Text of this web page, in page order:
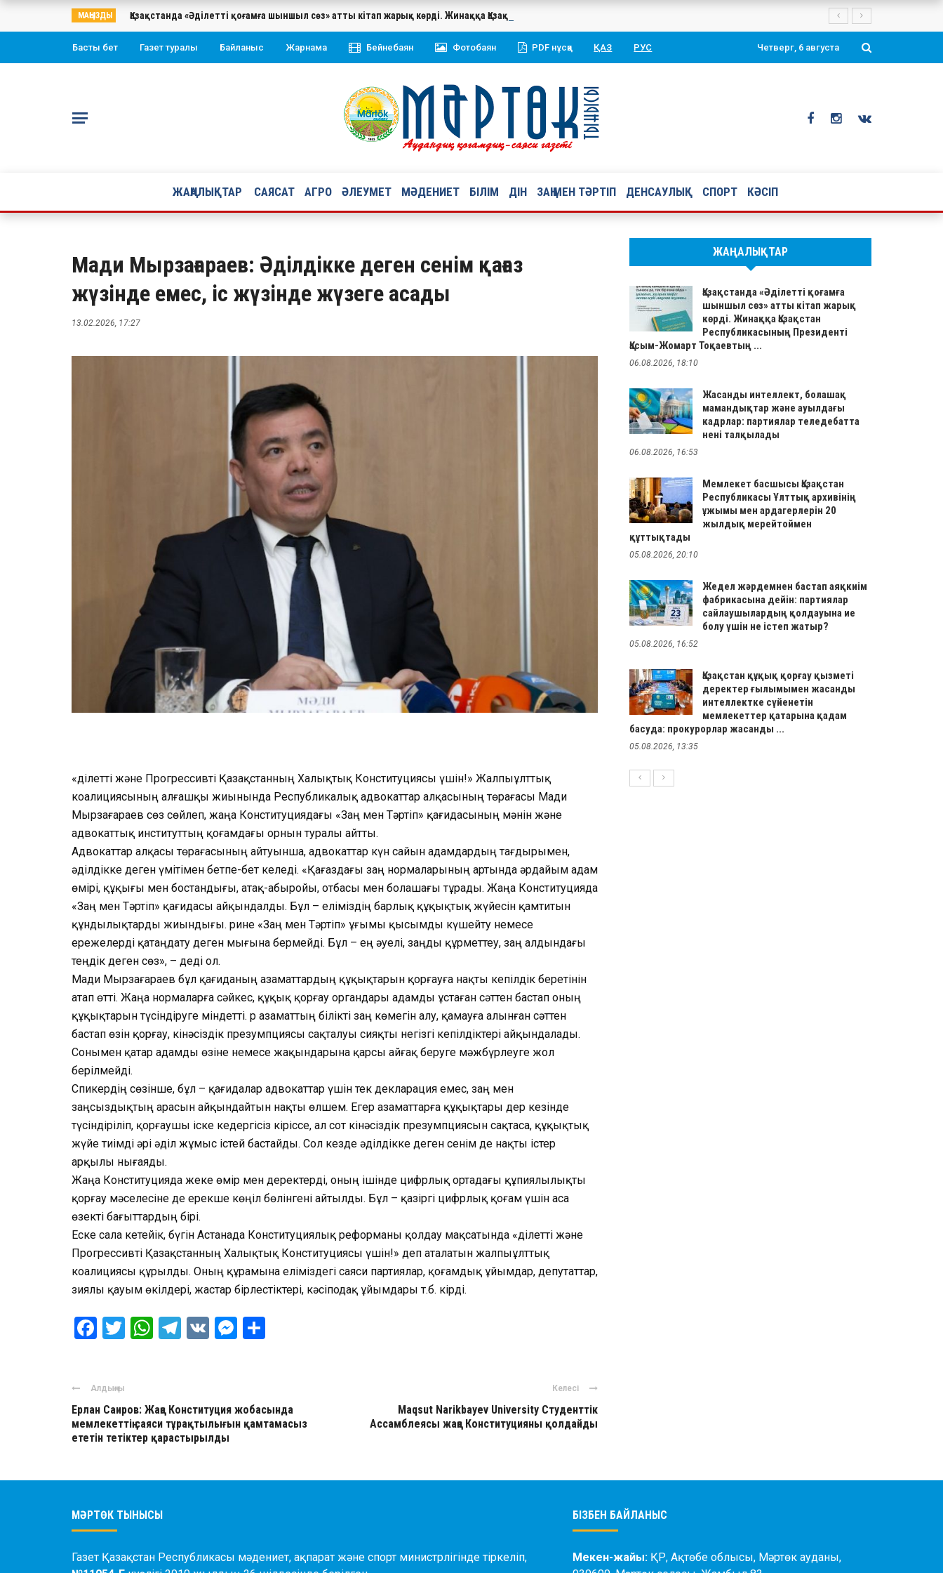
МАҢЫЗДЫ Қазақстанда «Әділетті қоғамға шыншыл сөз» атты кітап жарық көрді. Жинаққа Қазақстан Республикасының Президенті Қасым-Жомарт Тоқаевтың таңдаулы ой-тұжырымдары мен
Басты бет Газет туралы Байланыс Жарнама Бейнебаян Фотобаян PDF нұсқа ҚАЗ РУС Четверг, 6 августа
ЖАҢАЛЫҚТАР САЯСАТ АГРО ӘЛЕУМЕТ МӘДЕНИЕТ БІЛІМ ДІН ЗАҢ МЕН ТӘРТІП ДЕНСАУЛЫҚ СПОРТ КӘСІП
Мади Мырзағараев: Әділдікке деген сенім қағаз
жүзінде емес, іс жүзінде жүзеге асады
13.02.2026, 17:27
«Әділетті және Прогрессивті Қазақстанның Халықтық Конституциясы үшін!» Жалпыұлттық
коалициясының алғашқы жиынында Республикалық адвокаттар алқасының төрағасы Мади
Мырзағараев сөз сөйлеп, жаңа Конституциядағы «Заң мен Тәртіп» қағидасының мәнін және
адвокаттық институттың қоғамдағы орнын туралы айтты.
Адвокаттар алқасы төрағасының айтуынша, адвокаттар күн сайын адамдардың тағдырымен,
әділдікке деген үмітімен бетпе-бет келеді. «Қағаздағы заң нормаларының артында әрдайым адам
өмірі, құқығы мен бостандығы, атақ-абыройы, отбасы мен болашағы тұрады. Жаңа Конституцияда
«Заң мен Тәртіп» қағидасы айқындалды. Бұл – еліміздің барлық құқықтық жүйесін қамтитын
құндылықтарды жиындығы. Әрине «Заң мен Тәртіп» ұғымы қысымды күшейту немесе
ережелерді қатаңдату деген мығына бермейді. Бұл – ең әуелі, заңды құрметтеу, заң алдындағы
теңдік деген сөз», – деді ол.
Мади Мырзағараев бұл қағиданың азаматтардың құқықтарын қорғауға нақты кепілдік беретінін
атап өтті. Жаңа нормаларға сәйкес, құқық қорғау органдары адамды ұстаған сәттен бастап оның
құқықтарын түсіндіруге міндетті. Әр азаматтың білікті заң көмегін алу, қамауға алынған сәттен
бастап өзін қорғау, кінәсіздік презумпциясы сақталуы сияқты негізгі кепілдіктері айқындалады.
Сонымен қатар адамды өзіне немесе жақындарына қарсы айғақ беруге мәжбүрлеуге жол
берілмейді.
Спикердің сөзінше, бұл – қағидалар адвокаттар үшін тек декларация емес, заң мен
заңсыздықтың арасын айқындайтын нақты өлшем. Егер азаматтарға құқықтары дер кезінде
түсіндіріліп, қорғаушы іске кедергісіз кіріссе, ал сот кінәсіздік презумпциясын сақтаса, құқықтық
жүйе тиімді әрі әділ жұмыс істей бастайды. Сол кезде әділдікке деген сенім де нақты істер
арқылы нығаяды.
Жаңа Конституцияда жеке өмір мен деректерді, оның ішінде цифрлық ортадағы құпиялылықты
қорғау мәселесіне де ерекше көңіл бөлінгені айтылды. Бұл – қазіргі цифрлық қоғам үшін аса
өзекті бағыттардың бірі.
Еске сала кетейік, бүгін Астанада Конституциялық реформаны қолдау мақсатында «Әділетті және
Прогрессивті Қазақстанның Халықтық Конституциясы үшін!» деп аталатын жалпыұлттық
коалициясы құрылды. Оның құрамына еліміздегі саяси партиялар, қоғамдық ұйымдар, депутаттар,
зиялы қауым өкілдері, жастар бірлестіктері, кәсіподақ ұйымдары т.б. кірді.
Facebook
Twitter
WhatsApp
Telegram
VK Messenger
Алдыңғы
Ерлан Саиров: Жаңа Конституция жобасында
мемлекеттің саяси тұрақтылығын қамтамасыз
ететін тетіктер қарастырылды
Келесі
Maqsut Narikbayev University Студенттік
Ассамблеясы жаңа Конституцияны қолдайды
ЖАҢАЛЫҚТАР
Қазақстанда «Әділетті қоғамға
шыншыл сөз» атты кітап жарық
көрді. Жинаққа Қазақстан
Республикасының Президенті
Қасым-Жомарт Тоқаевтың ...
06.08.2026, 18:10
Жасанды интеллект, болашақ
мамандықтар және ауылдағы
кадрлар: партиялар теледебатта
нені талқылады
06.08.2026, 16:53
Мемлекет басшысы Қазақстан
Республикасы Ұлттық архивінің
ұжымы мен ардагерлерін 20
жылдық мерейтоймен
құттықтады
05.08.2026, 20:10
Жедел жәрдемнен бастап аяқкиім
фабрикасына дейін: партиялар
сайлаушылардың қолдауына ие
болу үшін не істеп жатыр?
05.08.2026, 16:52
Қазақстан құқық қорғау қызметі
деректер ғылымымен жасанды
интеллектке сүйенетін
мемлекеттер қатарына қадам
басуда: прокурорлар жасанды ...
05.08.2026, 13:35
МӘРТӨК ТЫНЫСЫ
Газет Қазақстан Республикасы мәдениет, ақпарат және спорт министрлігінде тіркеліп,
БІЗБЕН БАЙЛАНЫС
Мекен-жайы: ҚР, Ақтөбе облысы, Мәртөк ауданы,